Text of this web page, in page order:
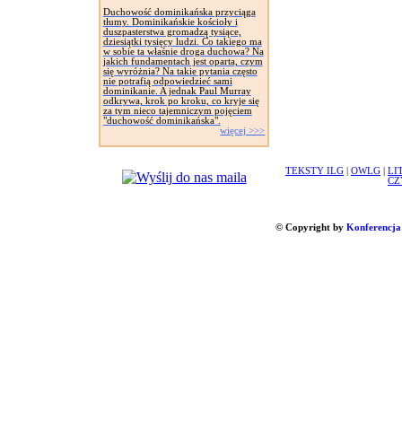
Duchowość dominikańska przyciąga
tłumy. Dominikańskie kościoły i
duszpasterstwa gromadzą tysiące,
dziesiątki tysięcy ludzi. Co takiego ma
w sobie ta właśnie droga duchowa? Na
jakich fundamentach jest oparta, czym
się wyróżnia? Na takie pytania często
nie potrafią odpowiedzieć sami
dominikanie. A jednak Paul Murray
odkrywa, krok po kroku, co kryje się
za tym nieco tajemniczym pojęciem
"duchowość dominikańska".
więcej >>>
TEKSTY ILG OWLG
© Copyright by Konferencja